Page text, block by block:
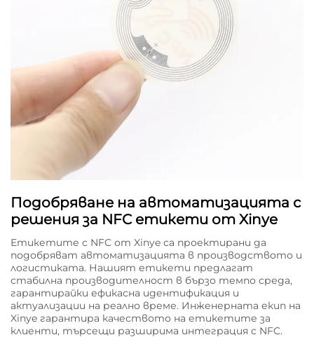
Подобряване на автоматизацията с
решения за NFC етикети от Xinye
Етикетите с NFC от Xinye са проектирани да
подобряват автоматизацията в производството и
логистиката. Нашият етикети предлагат
стабилна производителност в бързо темпо среда,
гарантирайки ефикасна идентификация и
актуализации на реално време. Инженерната екип на
Xinye гарантира качеството на етикетите за
клиенти, търсещи разширима интеграция с NFC.